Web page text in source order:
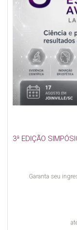
3ª EDIÇÃO
Garanta seu